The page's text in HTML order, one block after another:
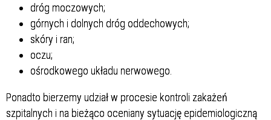
dróg moczowych;
górnych i dolnych dróg oddechowych;
skóry i ran;
oczu;
ośrodkowego układu nerwowego.
Ponadto bierzemy udział w procesie kontroli zakażeń
szpitalnych i na bieżąco oceniany sytuację epidemiologiczną